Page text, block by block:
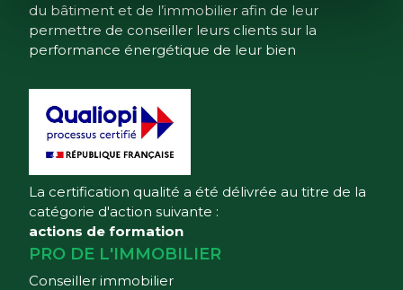
du bâtiment et de l’immobilier afin de leur
permettre de conseiller leurs clients sur la
performance énergétique de leur bien
La certification qualité a été délivrée au titre de la
catégorie d'action suivante :
actions de formation
PRO DE L'IMMOBILIER
Conseiller immobilier